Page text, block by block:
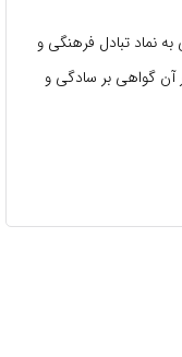
نماد تبادل فرهنگی و
گواهی بر سادگی و